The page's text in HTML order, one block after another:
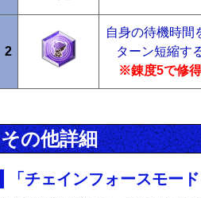
2
自身の待機時間
ターン短縮す
※錬度5で修得
その他詳細
「チェインフォースモー